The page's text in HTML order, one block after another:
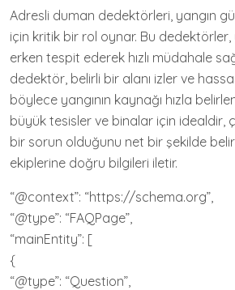
Adresli duman dedektörleri, yangın
için kritik bir rol oynar. Bu dedektörler,
erken tespit ederek hızlı müdahale
dedektör, belirli bir alanı izler ve
böylece yangının kaynağı hızla
büyük tesisler ve binalar için idealdir,
bir sorun olduğunu net bir şekilde
ekiplerine doğru bilgileri iletir.
“@context”: “https://schema.org”,
“@type”: “FAQPage”,
“mainEntity”: [
{
“@type”: “Question”,